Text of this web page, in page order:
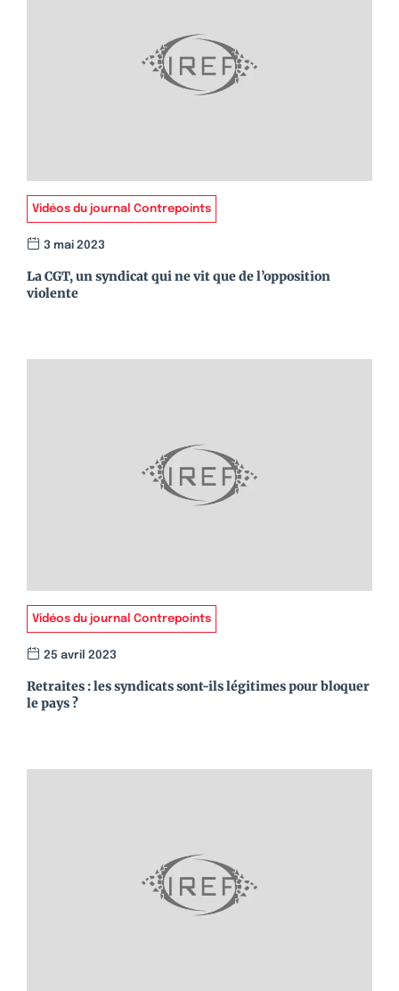
Vidéos du journal Contrepoints
3 mai 2023
La CGT, un syndicat qui ne vit que de l’opposition
violente
Vidéos du journal Contrepoints
25 avril 2023
Retraites : les syndicats sont-ils légitimes pour bloquer
le pays ?